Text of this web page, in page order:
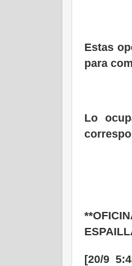
Estas
para
Lo
[20/9